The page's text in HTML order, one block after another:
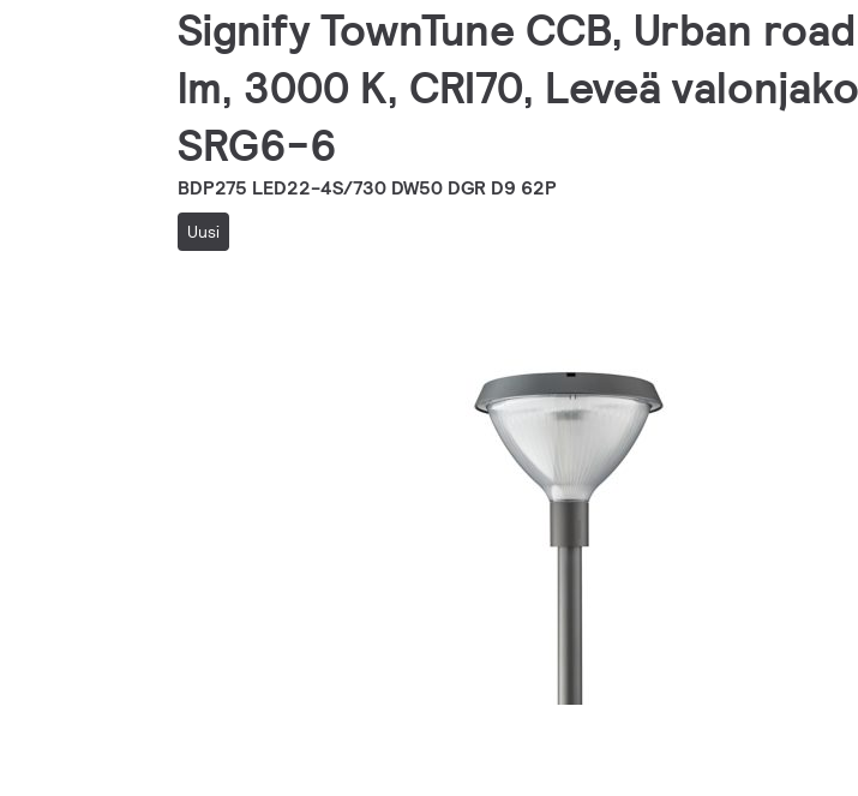
Signify TownTune CCB, Urban
lm, 3000 K, CRI70, Leveä
SRG6-6
BDP275 LED22-4S/730 DW50 DGR D9 62P
Uusi